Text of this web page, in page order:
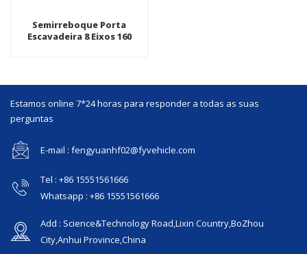
Semirreboque Porta
Escavadeira 8 Eixos 160
Estamos online 7*24 horas para responder a todas as suas
perguntas
E-mail : fengyuanhf02@fyvehicle.com
Tel : +86 15551561666
Whatsapp : +86 15551561666
Add : Science&Technology Road,Lixin Country,BoZhou
City,Anhui Province,China